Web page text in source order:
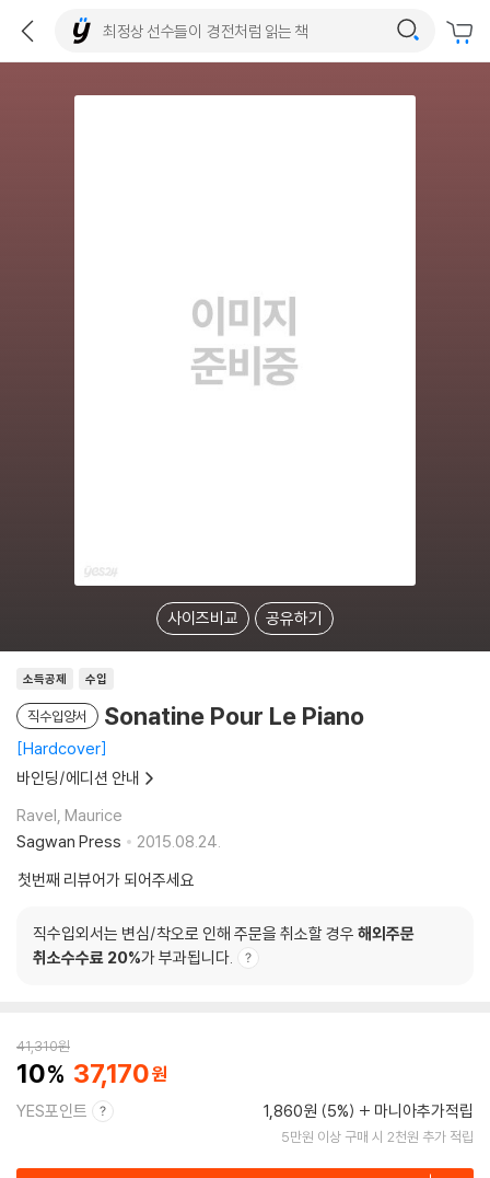
사이즈비교 공유하기
소득공제 수입
직수입양서 Sonatine Pour Le Piano
Hardcover
바인딩/에디션 안내
Ravel, Maurice
Sagwan Press
2015.08.24.
첫번째 리뷰어가 되어주세요
직수입외서는 변심/착오로 인해 주문을 취소할 경우 해외주문
취소수수료 20%가 부과됩니다.
41,310원
10 37,170
YES포인트 1,860원 (5%) 마니아추가적립
5만원 이상 구매 시 2천원 추가 적립